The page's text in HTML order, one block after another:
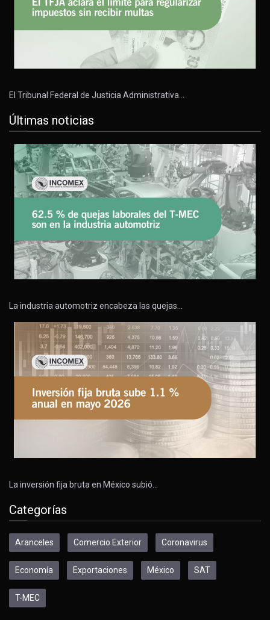
El Tribunal Federal de Justicia Administrativa…
Últimas noticias
La industria automotriz encabeza las quejas…
La inversión fija bruta en México subió…
Categorías
Aranceles Comercio Exterior Coronavirus
Economía Exportaciones México SAT
T-MEC